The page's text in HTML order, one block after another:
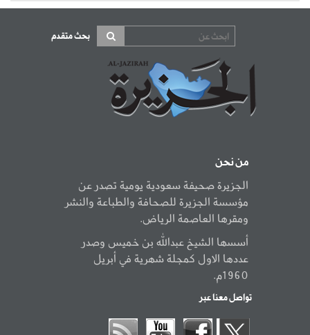
بحث متقدم
من نحن
الجزيرة صحيفة سعودية يومية تصدر عن
مؤسسة الجزيرة للصحافة والطباعة والنشر
ومقرها العاصمة الرياض.
أسسها الشيخ عبدالله بن خميس وصدر
عددها الاول كمجلة شهرية في أبريل
1960م.
تواصل معنا عبر